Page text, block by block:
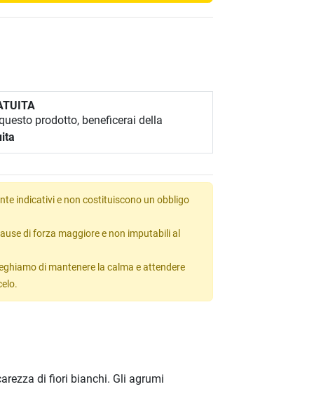
prodotto, beneficerai della
indicativi e non costituiscono un obbligo
di forza maggiore e non imputabili al
di mantenere la calma e attendere
di fiori bianchi. Gli agrumi